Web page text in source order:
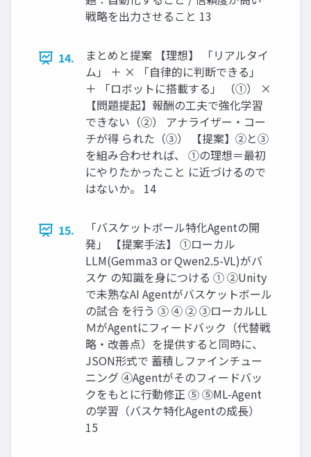
戦略を出⼒させること 13
14.
まとめと提案 【理想】 「リアルタイ
ム」 ＋ × 「⾃律的に判断できる」
＋ 「ロボットに搭載する」 （①） ×
【問題提起】報酬の⼯夫で強化学習
できない（②） アナライザー‧コー
チが得 られた（③） 【提案】②と③
を組み合わせれば、 ①の理想＝最初
にやりたかったこと に近づけるので
はないか。 14
15.
「バスケットボール特化Agentの開
発」 【提案⼿法】 ①ローカル
LLM(Gemma3 or Qwen2.5-VL)がバ
スケ の知識を⾝につける ① ②Unity
で未熟なAI Agentがバスケットボール
の試合 を⾏う ③ ④ ② ③ローカルLL
ＭがAgentにフィードバック（代替戦
略‧改善点）を提供すると同時に、
JSON形式で 蓄積しファインチュー
ニング ④Agentがそのフィードバッ
クをもとに⾏動修正 ⑤ ⑤ML-Agent
の学習（バスケ特化Agentの成⻑）
15